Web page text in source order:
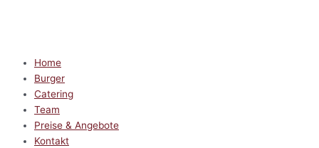
Home
Burger
Catering
Team
Preise & Angebote
Kontakt